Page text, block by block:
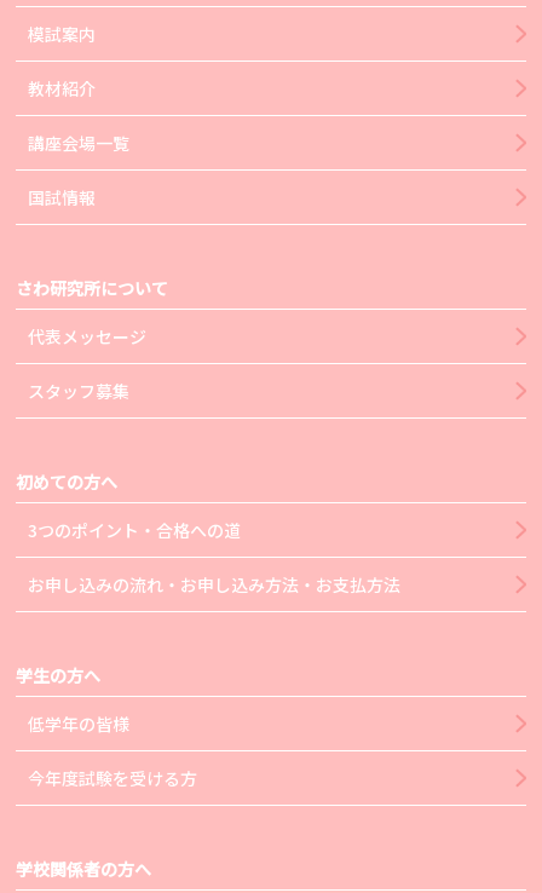
模試案内
教材紹介
講座会場一覧
国試情報
さわ研究所について
代表メッセージ
スタッフ募集
初めての方へ
3つのポイント・合格への道
お申し込みの流れ・お申し込み方法・お支払方法
学生の方へ
低学年の皆様
今年度試験を受ける方
学校関係者の方へ